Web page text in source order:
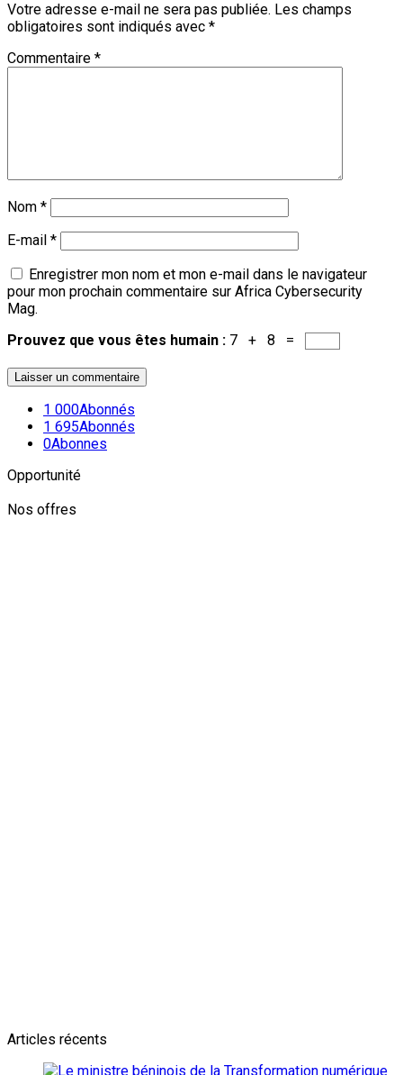
Votre adresse e-mail ne sera pas publiée. Les champs
obligatoires sont indiqués avec *
Commentaire *
Nom *
E-mail *
Enregistrer mon nom et mon e-mail dans le navigateur
pour mon prochain commentaire sur Africa Cybersecurity
Mag.
Prouvez que vous êtes humain : 7 + 8 =
1 000Abonnés
1 695Abonnés
0Abonnes
Opportunité
Nos offres
Articles récents